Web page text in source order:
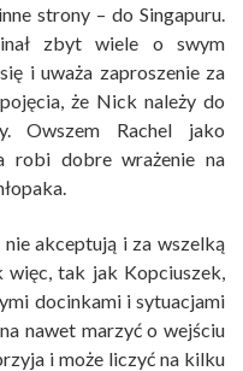
strony – do Singapuru.
zbyt wiele o swym
i uważa zaproszenie za
że Nick należy do
Owszem Rachel jako
robi dobre wrażenie na
akceptują i za wszelką
więc, tak jak Kopciuszek,
docinkami i sytuacjami
nawet marzyć o wejściu
i może liczyć na kilku